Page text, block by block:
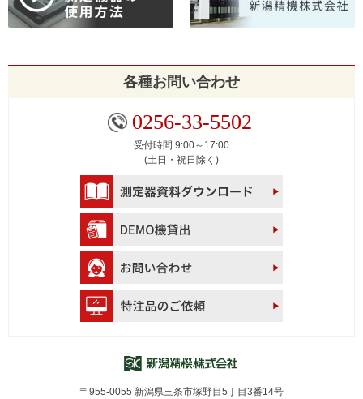
シ
ョ
各種お問い合わせ
0256-33-5502
受付時間 9:00～17:00
(土日・祝日除く)
〒955-0055 新潟県三条市塚野目5丁目3番14号